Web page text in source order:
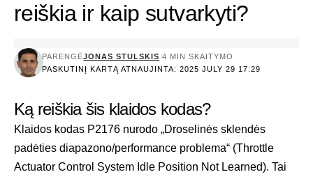
reiškia ir kaip sutvarkyti?
PASKUTINĮ KARTĄ ATNAUJINTA: 2025 JULY 29 17:29
PARENGĖJONAS STULSKIS 4 MIN SKAITYMO
Ką reiškia šis klaidos kodas?
Klaidos kodas P2176 nurodo „Droselinės sklendės
padėties diapazono/performance problema“ (Throttle
Actuator Control System Idle Position Not Learned). Tai